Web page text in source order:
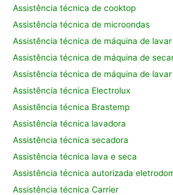
Assistência técnica de cooktop
Assistência técnica de microondas
Assistência técnica de máquina de lavar
Assistência técnica de máquina de
Assistência técnica de máquina de
Assistência técnica Electrolux
Assistência técnica Brastemp
Assistência técnica lavadora
Assistência técnica secadora
Assistência técnica lava e seca
Assistência técnica autorizada
Assistência técnica Carrier